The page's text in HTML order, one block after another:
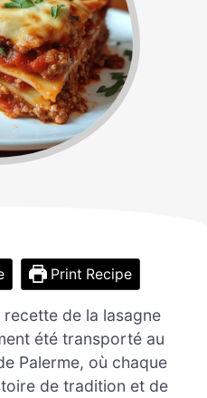
Print Recipe
recette de la lasagne
été transporté au
Palerme, où chaque
de tradition et de